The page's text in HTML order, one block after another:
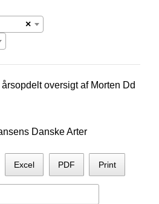
×
årsopdelt oversigt af Morten Dd
Danske Arter
Excel PDF Print